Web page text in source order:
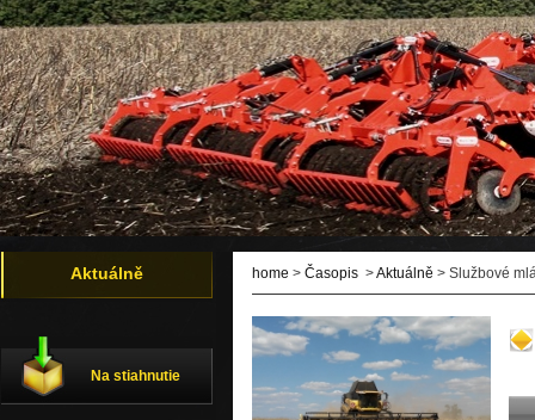
home > Časopis >Aktuálně > Službové
Aktuálně
Na stiahnutie